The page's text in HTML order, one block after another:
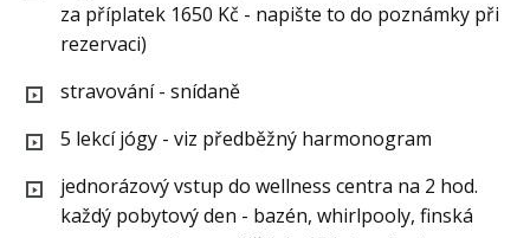
za příplatek 1650 Kč - napište to do poznámky při
rezervaci)
stravování - snídaně
5 lekcí jógy - viz předběžný harmonogram
jednorázový vstup do wellness centra na 2 hod.
každý pobytový den - bazén, whirlpooly, finská